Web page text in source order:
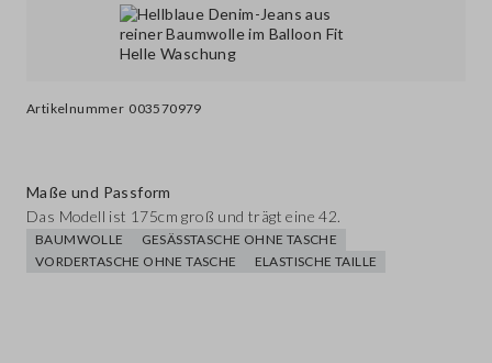
Artikelnummer 003570979
Maße und Passform
Das Modell ist 175cm groß und trägt eine 42.
BAUMWOLLE
GESÄSSTASCHE OHNE TASCHE
VORDERTASCHE OHNE TASCHE
ELASTISCHE TAILLE